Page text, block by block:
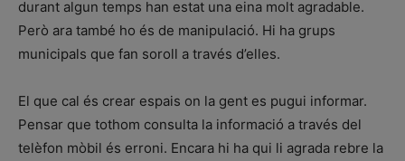
durant algun temps han estat una eina molt agradable.
Però ara també ho és de manipulació. Hi ha grups
municipals que fan soroll a través d’elles.
El que cal és crear espais on la gent es pugui informar.
Pensar que tothom consulta la informació a través del
telèfon mòbil és erroni. Encara hi ha qui li agrada rebre la